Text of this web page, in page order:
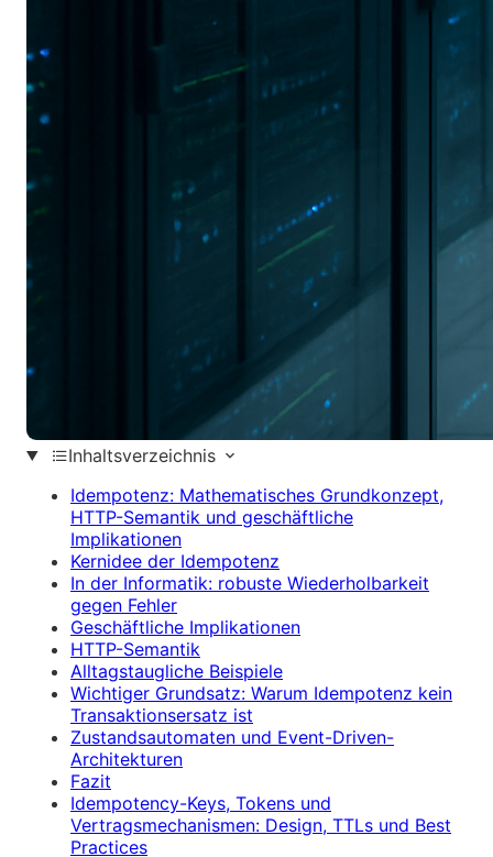
Inhaltsverzeichnis
Idempotenz: Mathematisches Grundkonzept,
HTTP-Semantik und geschäftliche
Implikationen
Kernidee der Idempotenz
In der Informatik: robuste Wiederholbarkeit
gegen Fehler
Geschäftliche Implikationen
HTTP-Semantik
Alltagstaugliche Beispiele
Wichtiger Grundsatz: Warum Idempotenz kein
Transaktionsersatz ist
Zustandsautomaten und Event-Driven-
Architekturen
Fazit
Idempotency-Keys, Tokens und
Vertragsmechanismen: Design, TTLs und Best
Practices